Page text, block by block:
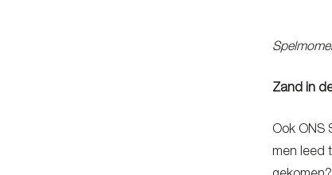
Zand in
Ook ONS
men leed